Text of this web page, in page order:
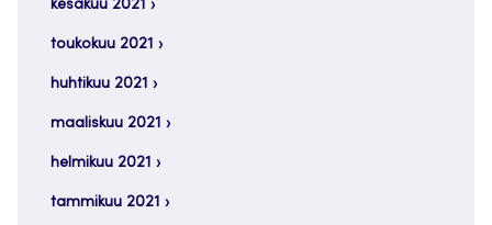
kesäkuu 2021
toukokuu 2021
huhtikuu 2021
maaliskuu 2021
helmikuu 2021
tammikuu 2021